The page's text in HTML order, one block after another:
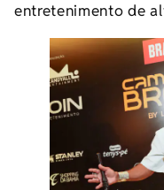
entretenimento de